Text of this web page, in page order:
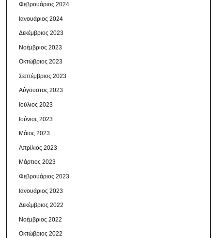
Φεβρουάριος 2024
Ιανουάριος 2024
Δεκέμβριος 2023
Νοέμβριος 2023
Οκτώβριος 2023
Σεπτέμβριος 2023
Αύγουστος 2023
Ιούλιος 2023
Ιούνιος 2023
Μάιος 2023
Απρίλιος 2023
Μάρτιος 2023
Φεβρουάριος 2023
Ιανουάριος 2023
Δεκέμβριος 2022
Νοέμβριος 2022
Οκτώβριος 2022